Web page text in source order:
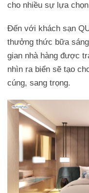
cho nhiều sự lựa
Đến với khách sạn
thưởng thức bữa
gian nhà hàng được
nhìn ra biển sẽ tạo
cúng, sang trọng.